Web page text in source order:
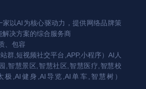
以AI为核心驱动力，提供网络品牌策
决方案的综合服务商
、包容
群,短视频社交平台,APP,小程序）AI人
,智慧景区,智慧社区,智慧医疗,智慧校
,AI健身,AI导览,AI单车,智慧树）